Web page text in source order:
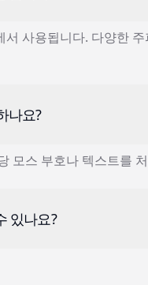
사용됩니다. 다양한
나요?
모스 부호나 텍스트를
있나요?